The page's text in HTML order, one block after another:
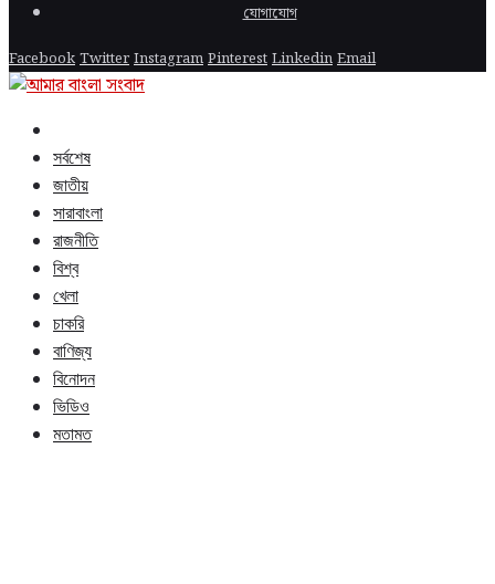
যোগাযোগ
FacebookTwitterInstagramPinterestLinkedinEmail
সর্বশেষ
জাতীয়
সারাবাংলা
রাজনীতি
বিশ্ব
খেলা
চাকরি
বাণিজ্য
বিনোদন
ভিডিও
মতামত